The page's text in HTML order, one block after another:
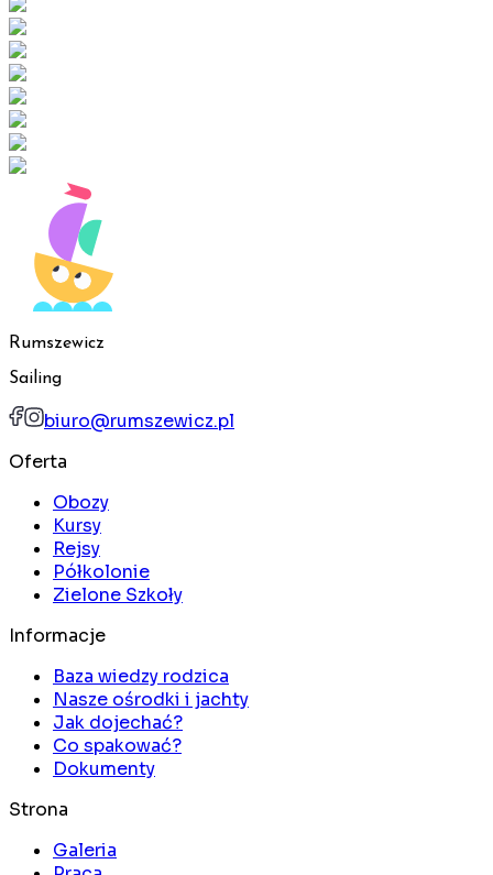
Rumszewicz
Sailing
biuro@rumszewicz.pl
Oferta
Obozy
Kursy
Rejsy
Półkolonie
Zielone Szkoły
Informacje
Baza wiedzy rodzica
Nasze ośrodki i jachty
Jak dojechać?
Co spakować?
Dokumenty
Strona
Galeria